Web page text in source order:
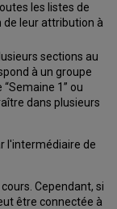
les listes de
de leur attribution à
sections au
à un groupe
1” ou
dans plusieurs
l'intermédiaire de
Cependant, si
être connectée à